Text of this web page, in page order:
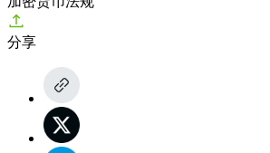
分享